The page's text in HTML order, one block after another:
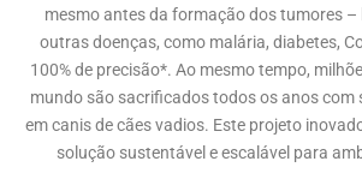
mesmo antes da formação dos tumores
outras doenças, como malária, diabetes,
100% de precisão*. Ao mesmo tempo,
mundo são sacrificados todos os anos com
em canis de cães vadios. Este projeto
solução sustentável e escalável para